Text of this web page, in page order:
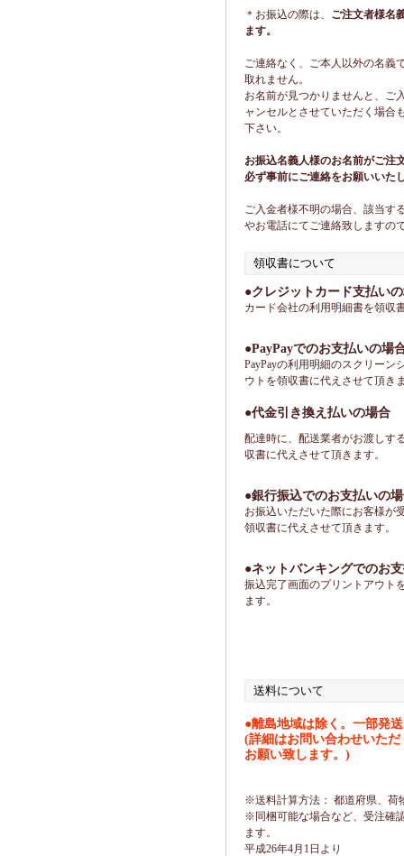
＊お振込の際は、 ご注文者様名
ます。
ご連絡なく、ご本人以外の名義
取れません。
お名前が見つかりませんと、ご
ャンセルとさせていただく場合
下さい。
お振込名義人様のお名前がご注
必ず事前にご連絡をお願いいた
ご入金者様不明の場合、該当す
やお電話にてご連絡致しますの
領収書について
●クレジットカード支払い
カード会社の利用明細書を領収
●PayPayでのお支払いの場
PayPayの利用明細のスクリーン
ウトを領収書に代えさせて頂き
●代金引き換え払いの場合
配達時に、配送業者がお渡しす
収書に代えさせて頂きます。
●銀行振込でのお支払いの
お振込いただいた際にお客様が
領収書に代えさせて頂きます。
●ネットバンキングでのお
振込完了画面のプリントアウト
ます。
送料について
●離島地域は除く。一部発
(詳細はお問い合わせいた
お願い致します。)
※送料計算方法： 都道府県、荷
※同梱可能な場合など、受注確
ます。
平成26年4月1日より